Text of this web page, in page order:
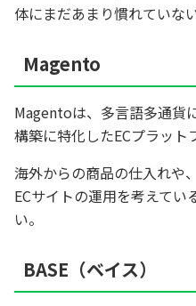
体にまだあまり慣れていな
Magento
Magentoは、多言語多通貨
構築に特化したECプラット
海外からの商品の仕入れや
ECサイトの運用を考えて
い。
BASE（ベイス）